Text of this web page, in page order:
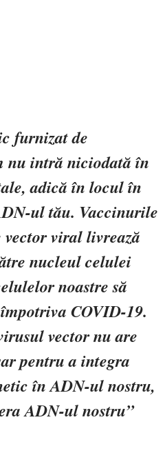
furnizat de
nu intră niciodată în
adică în locul în
ul tău. Vaccinurile
vector viral livrează
nucleul celulei
noastre să
COVID-19.
vector nu are
pentru a integra
în ADN-ul nostru,
ADN-ul nostru”